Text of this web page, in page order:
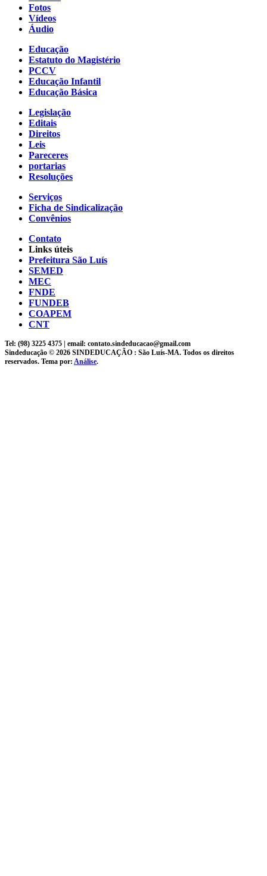
Fotos
Vídeos
Áudio
Educação
Estatuto do Magistério
PCCV
Educação Infantil
Educação Básica
Legislação
Editais
Direitos
Leis
Pareceres
portarias
Resoluções
Serviços
Ficha de Sindicalização
Convênios
Contato
Links úteis
Prefeitura São Luís
SEMED
MEC
FNDE
FUNDEB
COAPEM
CNT
Tel: (98) 3225 4375 | email: contato.sindeducacao@gmail.com
Sindeducação © 2026 SINDEDUCAÇÃO : São Luís-MA. Todos os direitos
reservados. Tema por: Análise.